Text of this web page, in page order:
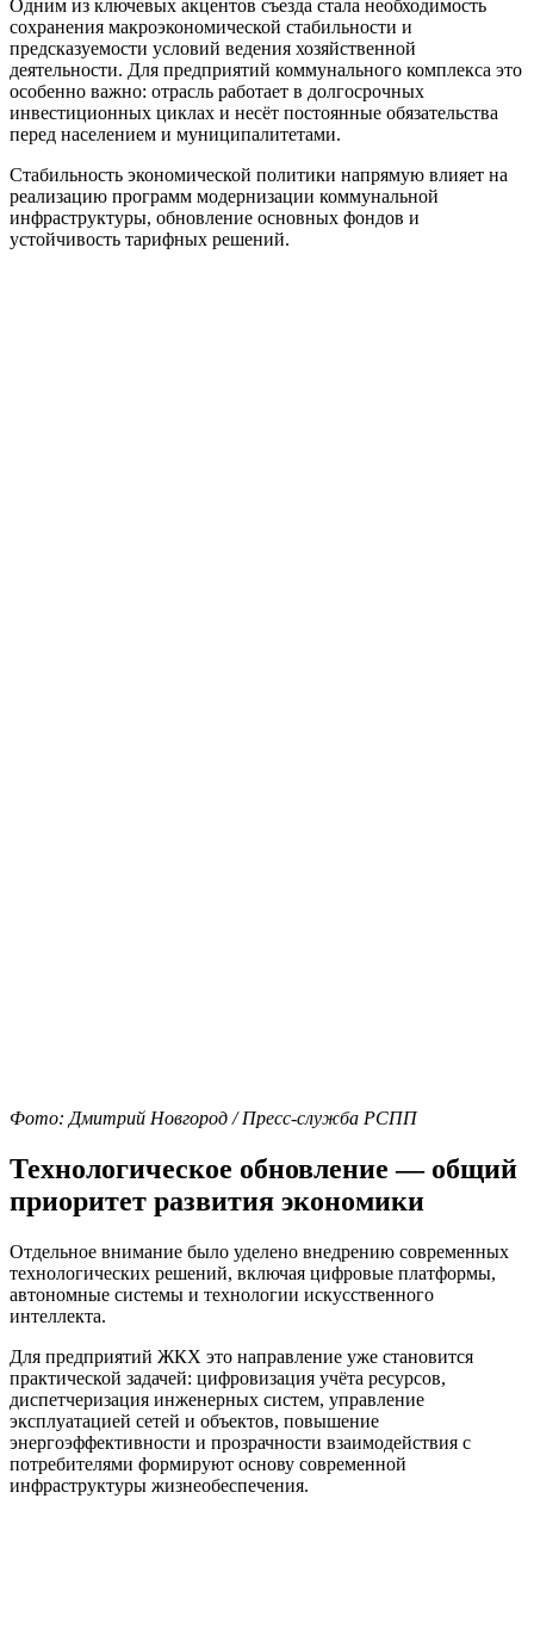
Одним из ключевых акцентов съезда стала необходимость
сохранения макроэкономической стабильности и
предсказуемости условий ведения хозяйственной
деятельности. Для предприятий коммунального комплекса это
особенно важно: отрасль работает в долгосрочных
инвестиционных циклах и несёт постоянные обязательства
перед населением и муниципалитетами.
Стабильность экономической политики напрямую влияет на
реализацию программ модернизации коммунальной
инфраструктуры, обновление основных фондов и
устойчивость тарифных решений.
Фото: Дмитрий Новгород / Пресс-служба РСПП
Технологическое обновление — общий
приоритет развития экономики
Отдельное внимание было уделено внедрению современных
технологических решений, включая цифровые платформы,
автономные системы и технологии искусственного
интеллекта.
Для предприятий ЖКХ это направление уже становится
практической задачей: цифровизация учёта ресурсов,
диспетчеризация инженерных систем, управление
эксплуатацией сетей и объектов, повышение
энергоэффективности и прозрачности взаимодействия с
потребителями формируют основу современной
инфраструктуры жизнеобеспечения.